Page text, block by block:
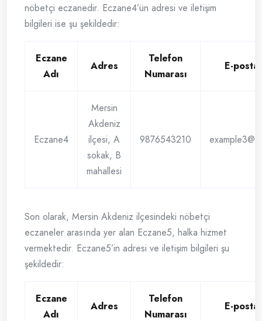
nöbetçi eczanedir. Eczane4’ün adresi ve iletişim
bilgileri ise şu şekildedir:
Eczane
Adı
Adres
Telefon
Numarası
E-
Eczane4
Mersin
Akdeniz
ilçesi, A
sokak, B
mahallesi
9876543210
Son olarak, Mersin Akdeniz ilçesindeki nöbetçi
eczaneler arasında yer alan Eczane5, halka hizmet
vermektedir. Eczane5’in adresi ve iletişim bilgileri şu
şekildedir:
Eczane
Adı
Adres
Telefon
Numarası
E-